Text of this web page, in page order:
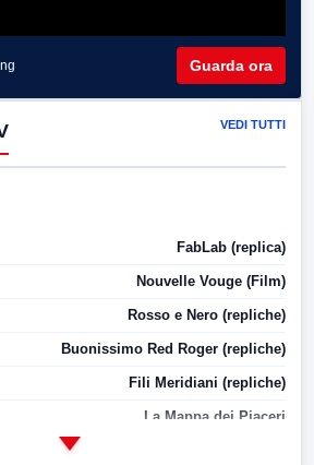
Guarda ora
VEDI TUTTI
FabLab (replica)
Nouvelle Vouge (Film)
Rosso e Nero (repliche)
Buonissimo Red Roger (repliche)
Fili Meridiani (repliche)
La Mappa dei Piaceri